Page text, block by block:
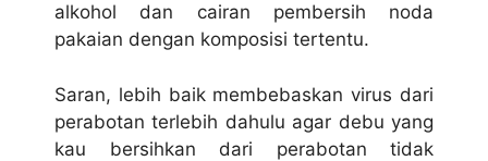
alkohol dan cairan pembersih noda
pakaian dengan komposisi tertentu.
Saran, lebih baik membebaskan virus dari
perabotan terlebih dahulu agar debu yang
kau bersihkan dari perabotan tidak